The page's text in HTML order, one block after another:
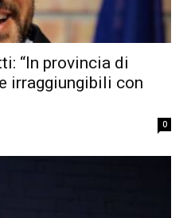
“In provincia di
irraggiungibili con
0